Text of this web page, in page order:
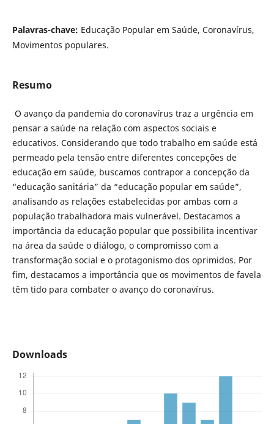
Palavras-chave: Educação Popular em Saúde, Coronavírus,
Movimentos populares.
Resumo
O avanço da pandemia do coronavírus traz a urgência em
pensar a saúde na relação com aspectos sociais e
educativos. Considerando que todo trabalho em saúde está
permeado pela tensão entre diferentes concepções de
educação em saúde, buscamos contrapor a concepção da
“educação sanitária” da “educação popular em saúde”,
analisando as relações estabelecidas por ambas com a
população trabalhadora mais vulnerável. Destacamos a
importância da educação popular que possibilita incentivar
na área da saúde o diálogo, o compromisso com a
transformação social e o protagonismo dos oprimidos. Por
fim, destacamos a importância que os movimentos de favela
têm tido para combater o avanço do coronavírus.
Downloads